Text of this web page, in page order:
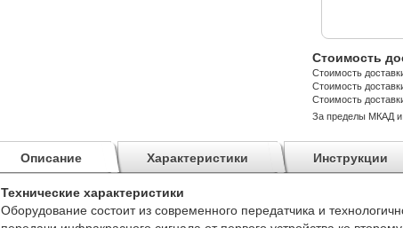
Стоимость
Стоимость
Стоимость
Стоимость
За пределы МКАД и
Описание Характеристики Инструкции
Технические характеристики
Оборудование состоит из современного передатчика и